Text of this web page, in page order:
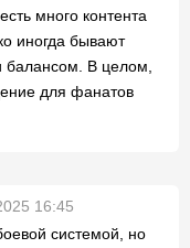
много контента
иногда бывают
балансом. В целом,
для фанатов
16:45
системой, но